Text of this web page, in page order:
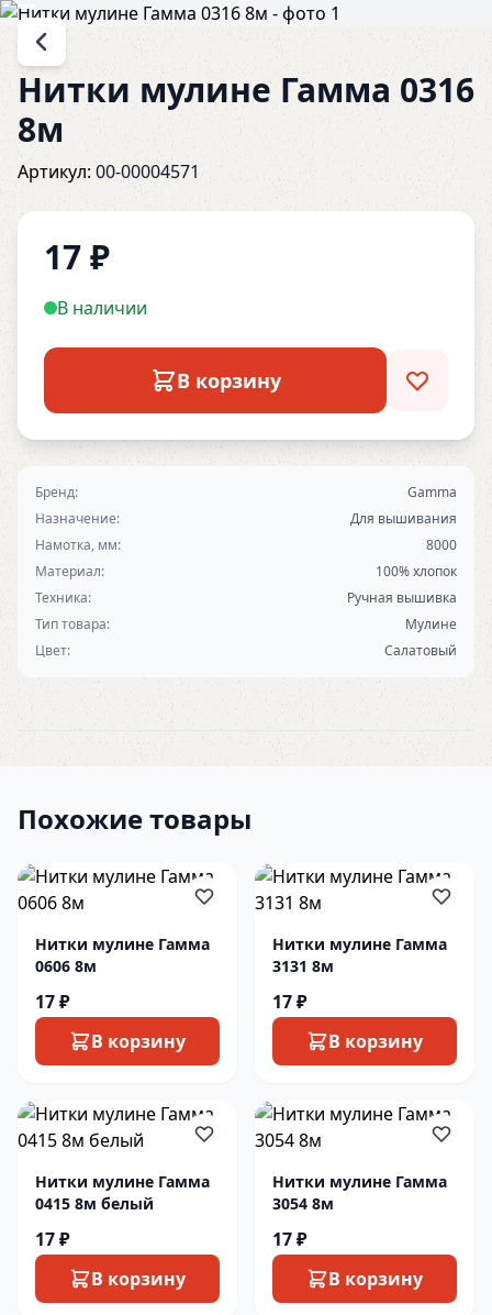
Нитки мулине Гамма 0316
8м
Артикул:00-00004571
17₽
В наличии
В корзину
Бренд:
Gamma
Назначение:
Для вышивания
Намотка, мм:
8000
Материал:
100% хлопок
Техника:
Ручная вышивка
Тип товара:
Мулине
Цвет:
Салатовый
Похожие товары
Нитки мулине Гамма
0606 8м
17 ₽
В корзину
Нитки мулине Гамма
3131 8м
17 ₽
В корзину
Нитки мулине Гамма
0415 8м белый
17 ₽
В корзину
Нитки мулине Гамма
3054 8м
17 ₽
В корзину